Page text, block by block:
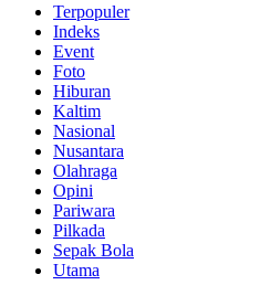
Terpopuler
Indeks
Event
Foto
Hiburan
Kaltim
Nasional
Nusantara
Olahraga
Opini
Pariwara
Pilkada
Sepak Bola
Utama